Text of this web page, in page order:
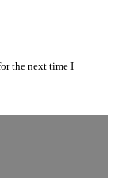
the next time I